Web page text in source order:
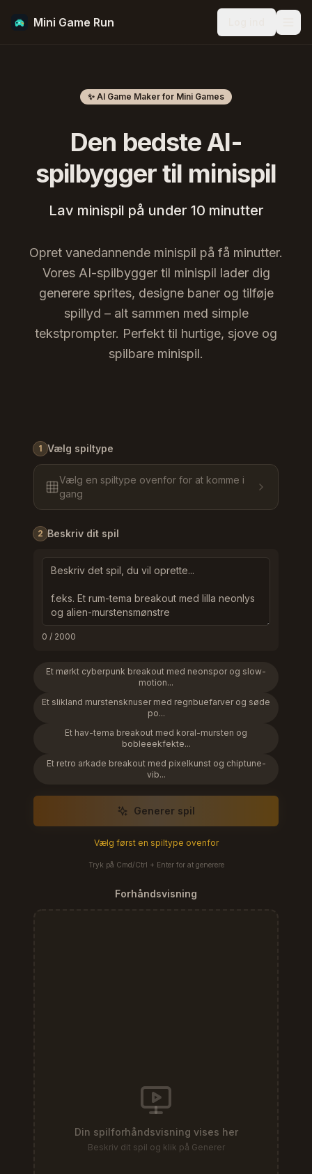
Mini Game Run
✨ AI Game Maker for Mini Games
Den bedste AI-
spilbygger til minispil
Lav minispil på under 10 minutter
Opret vanedannende minispil på få minutter.
Vores AI-spilbygger til minispil lader dig
generere sprites, designe baner og tilføje
spillyd – alt sammen med simple
tekstprompter. Perfekt til hurtige, sjove og
spilbare minispil.
1 Vælg spiltype
Vælg en spiltype ovenfor for at komme i
gang
2 Beskriv dit spil
0 / 2000
Et mørkt cyberpunk breakout med neonspor og slow-
motion...
Et slikland murstensknuser med regnbuefarver og søde
po...
Et hav-tema breakout med koral-mursten og
bobleeekfekte...
Et retro arkade breakout med pixelkunst og chiptune-
vib...
Generer spil
Vælg først en spiltype ovenfor
Tryk på Cmd/Ctrl + Enter for at generere
Forhåndsvisning
Din spilforhåndsvisning vises her
Beskriv dit spil og klik på Generer